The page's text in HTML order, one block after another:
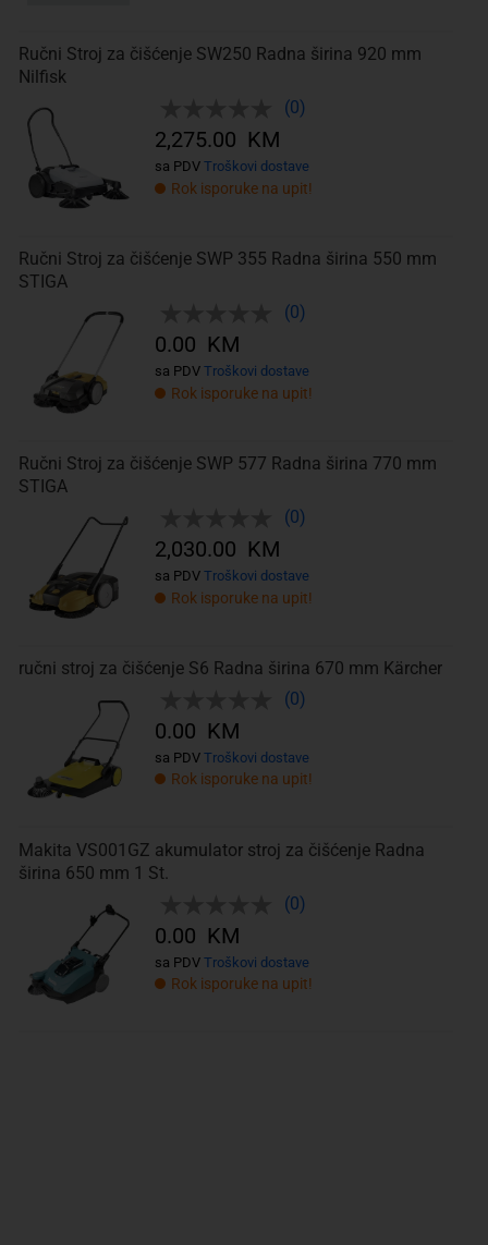
Ručni Stroj za čišćenje SW250 Radna širina 920 mm
Nilfisk
(0)
Rok isporuke na upit!
2,275.00 KM
sa PDV Troškovi dostave
Ručni Stroj za čišćenje SWP 355 Radna širina 550 mm
STIGA
(0)
Rok isporuke na upit!
0.00 KM
sa PDV Troškovi dostave
Ručni Stroj za čišćenje SWP 577 Radna širina 770 mm
STIGA
(0)
Rok isporuke na upit!
2,030.00 KM
sa PDV Troškovi dostave
ručni stroj za čišćenje S6 Radna širina 670 mm Kärcher
(0)
Rok isporuke na upit!
0.00 KM
sa PDV Troškovi dostave
Makita VS001GZ akumulator stroj za čišćenje Radna
širina 650 mm 1 St.
(0)
Rok isporuke na upit!
0.00 KM
sa PDV Troškovi dostave